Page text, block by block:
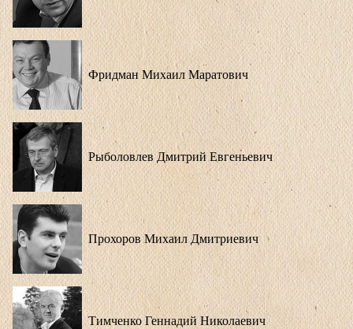
Фридман Михаил Маратович
Рыболовлев Дмитрий Евгеньевич
Прохоров Михаил Дмитриевич
Тимченко Геннадий Николаевич